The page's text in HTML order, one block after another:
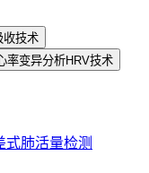
收技术
率变异分析HRV技术